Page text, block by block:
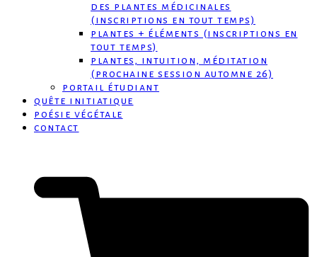
des plantes médicinales
(inscriptions en tout temps)
plantes + éléments (inscriptions en
tout temps)
plantes, intuition, méditation
(prochaine session automne 26)
portail étudiant
quête initiatique
poésie végétale
contact